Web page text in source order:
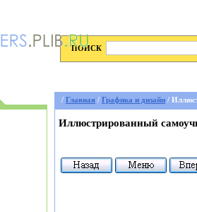
ПОИСК
/ Главная / Графика и дизайн /
Иллюстрированный